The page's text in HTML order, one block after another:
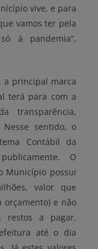
vive, e para
vamos ter pela
à pandemia”,
a principal marca
terá para com a
transparência,
sentido, o
Contábil da
O
Município possui
valor que
orçamento) e não
restos a pagar,
até o dia